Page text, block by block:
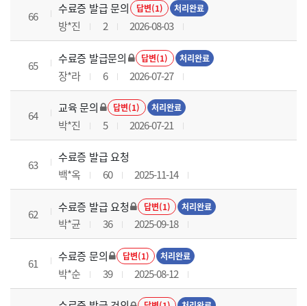
66
수료증 발급 문의 답변(1) 처리완료
방*진 2 2026-08-03
65
수료증 발급문의 답변(1) 처리완료
장*라 6 2026-07-27
64
교육 문의 답변(1) 처리완료
박*진 5 2026-07-21
63
수료증 발급 요청
백*옥
60 2025-11-14
62
수료증 발급 요청 답변(1) 처리완료
박*균 36 2025-09-18
61
수료증 문의 답변(1) 처리완료
박*순 39 2025-08-12